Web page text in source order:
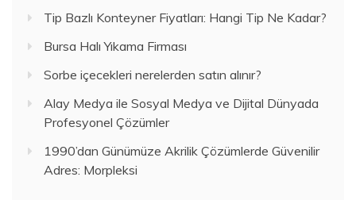
Tip Bazlı Konteyner Fiyatları: Hangi Tip Ne Kadar?
Bursa Halı Yıkama Firması
Sorbe içecekleri nerelerden satın alınır?
Alay Medya ile Sosyal Medya ve Dijital Dünyada
Profesyonel Çözümler
1990’dan Günümüze Akrilik Çözümlerde Güvenilir
Adres: Morpleksi